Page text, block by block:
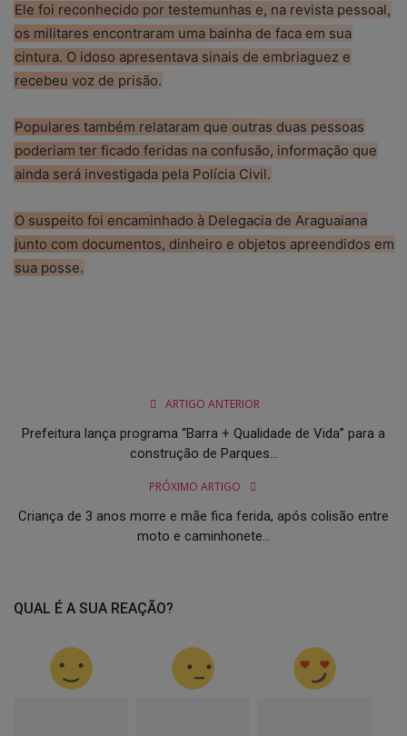
Ele foi reconhecido por testemunhas e, na revista pessoal,
os militares encontraram uma bainha de faca em sua
cintura. O idoso apresentava sinais de embriaguez e
recebeu voz de prisão.
Populares também relataram que outras duas pessoas
poderiam ter ficado feridas na confusão, informação que
ainda será investigada pela Polícia Civil.
O suspeito foi encaminhado à Delegacia de Araguaiana
junto com documentos, dinheiro e objetos apreendidos em
sua posse.
ARTIGO ANTERIOR
Prefeitura lança programa “Barra + Qualidade de Vida” para a
construção de Parques...
PRÓXIMO ARTIGO
Criança de 3 anos morre e mãe fica ferida, após colisão entre
moto e caminhonete...
QUAL É A SUA REAÇÃO?